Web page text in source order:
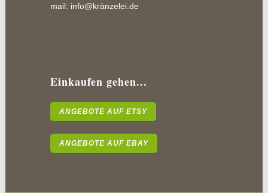
mail: info@kränzelei.de
Einkaufen gehen...
ANGEBOTE AUF ETSY
ANGEBOTE AUF EBAY